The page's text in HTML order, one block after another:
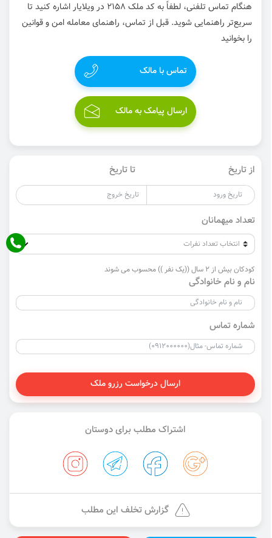
هنگام تماس تلفنی، لطفاً به کد ملک 2158 در ویلایار اشاره کنید تا
سریع‌تر راهنمایی شوید. قبل از تماس، راهنمای معامله امن و قوانین
را بخوانید
تماس با مالک
ارسال پیامک به مالک
از تاریخ تا تاریخ
تعداد میهمانان
کودکان بیش از 2 سال ((یک نفر )) محسوب می شوند
نام و نام خانوادگی
شماره تماس
ارسال درخواست رزرو ملک
اشتراک مطلب برای دوستان
گزارش تخلف این مطلب